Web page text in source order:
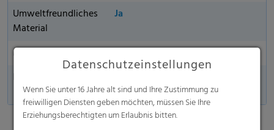
Umweltfreundliches
Material
Ja
Made in Germany
und Stärken
Datenschutzeinstellungen
Wenn Sie unter 16 Jahre alt sind und Ihre Zustimmung zu
freiwilligen Diensten geben möchten, müssen Sie Ihre
Erziehungsberechtigten um Erlaubnis bitten.